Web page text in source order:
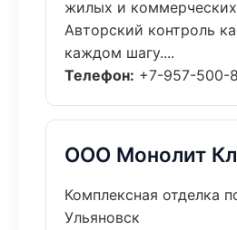
жилых и
Авторский контроль
каждом шагу....
Телефон: +7-957-500-
ООО Монолит
Комплексная отделка
Ульяновск